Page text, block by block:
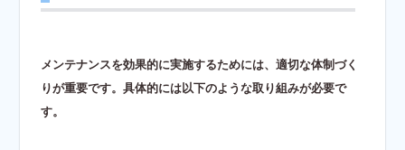
メンテナンスを効果的に実施するためには、適切な体制づく
りが重要です。具体的には以下のような取り組みが必要で
す。